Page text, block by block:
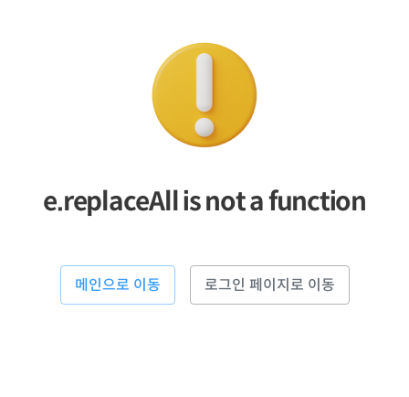
e.replaceAll is not a function
메인으로 이동 로그인 페이지로 이동